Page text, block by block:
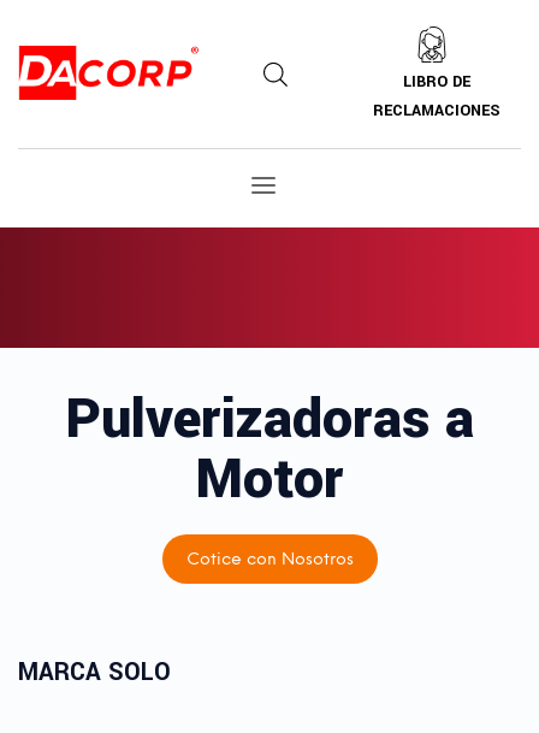
LIBRO DE
RECLAMACIONES
Pulverizadoras a
Motor
Cotice con Nosotros
MARCA SOLO